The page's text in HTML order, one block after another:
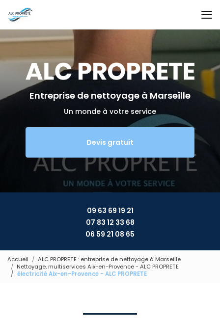
au
contenu
principal
Entreprise de nettoyage à Marseille
Un monde à votre service
Devis gratuit
09 63 69 19 21
07 83 12 33 68
06 59 21 08 65
Accueil
ALC PROPRETE : entreprise de nettoyage à Marseille
Nettoyage, multiservices Aix-en-Provence - ALC PROPRETE
électricité Aix-en-Provence - ALC PROPRETE